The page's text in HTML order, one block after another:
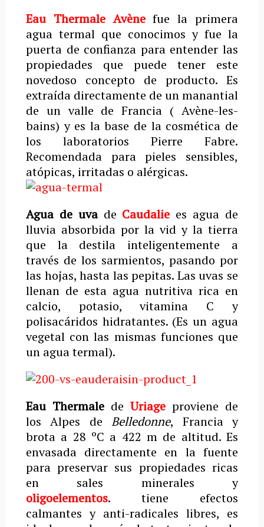
Eau Thermale Avènefue la primera
agua termal que conocimos y fue la
puerta de confianza para entender las
propiedades que puede tener este
novedoso concepto de producto. Es
extraída directamente de un manantial
de un valle de Francia ( Avène-les-
bains) y es la base de la cosmética de
los laboratorios Pierre Fabre.
Recomendada para pieles sensibles,
atópicas, irritadas o alérgicas.
Agua de uvade Caudalie es agua de
lluvia absorbida por la vid y la tierra
que la destila inteligentemente a
través de los sarmientos, pasando por
las hojas, hasta las pepitas. Las uvas se
llenan de esta agua nutritiva rica en
calcio, potasio, vitamina C y
polisacáridos hidratantes. (Es un agua
vegetal con las mismas funciones que
un agua termal).
Eau Thermalede Uriage proviene de
los Alpes deBelledonne, Francia y
brota a 28 ºC a 422 m de altitud. Es
envasada directamente en la fuente
para preservar sus propiedades ricas
en sales minerales y
oligoelementos. tiene efectos
calmantes y anti-radicales libres, es